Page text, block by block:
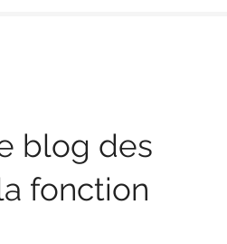
blog des
fonction